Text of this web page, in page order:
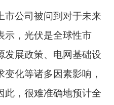
市公司被问到对于未来
示，光伏是全球性市
发展政策、电网基础设
化等诸多因素影响，
此，很难准确地预计全